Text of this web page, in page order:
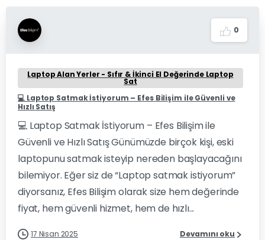
0
Laptop Alan Yerler - Sıfır & İkinci El Değerinde Laptop
Sat
💻 Laptop Satmak İstiyorum – Efes Bilişim ile Güvenli ve
Hızlı Satış
💻 Laptop Satmak İstiyorum – Efes Bilişim ile
Güvenli ve Hızlı Satış Günümüzde birçok kişi, eski
laptopunu satmak isteyip nereden başlayacağını
bilemiyor. Eğer siz de “Laptop satmak istiyorum”
diyorsanız, Efes Bilişim olarak size hem değerinde
fiyat, hem güvenli hizmet, hem de hızlı...
17 Nisan 2025 Devamını oku